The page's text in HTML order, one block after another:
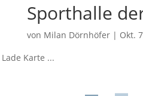
Sporthalle
von Milan Dörnhöfer| Okt.
Lade Karte ...